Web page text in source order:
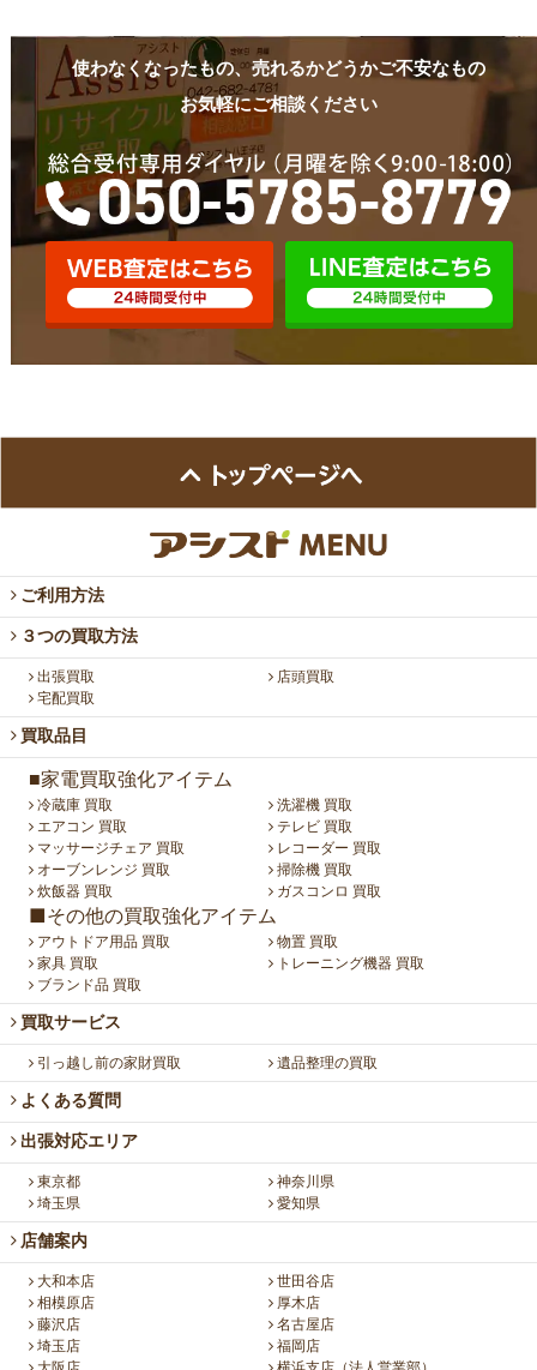
使わなくなったもの、売れるかどうかご不安なもの
お気軽にご相談ください
ご利用方法
３つの買取方法
出張買取
店頭買取
宅配買取
買取品目
■家電買取強化アイテム
冷蔵庫 買取
洗濯機 買取
エアコン 買取
テレビ 買取
マッサージチェア 買取
レコーダー 買取
オーブンレンジ 買取
掃除機 買取
炊飯器 買取
ガスコンロ 買取
■その他の買取強化アイテム
アウトドア用品 買取
物置 買取
家具 買取
トレーニング機器 買取
ブランド品 買取
買取サービス
引っ越し前の家財買取 遺品整理の買取
よくある質問
出張対応エリア
東京都
神奈川県
埼玉県
愛知県
店舗案内
大和本店
世田谷店
相模原店
厚木店
藤沢店
名古屋店
埼玉店
福岡店